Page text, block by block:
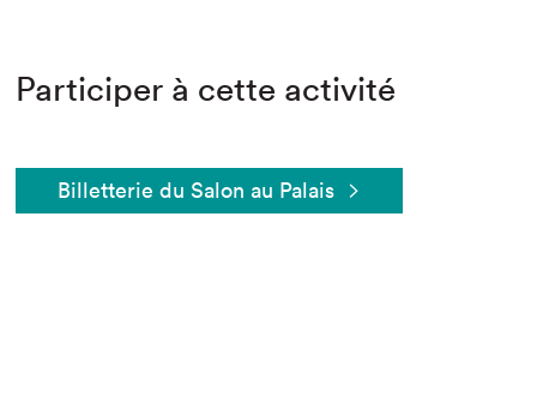
Participer à cette activité
Billetterie du Salon au Palais